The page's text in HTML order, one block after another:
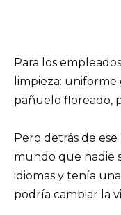
Para los
limpieza:
pañuelo floreado,
Pero detrás de
mundo que nadie
idiomas y tenía
podría cambiar la